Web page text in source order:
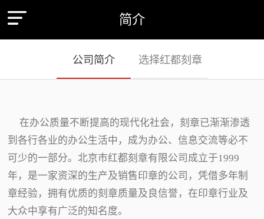
简介
公司简介 选择红都刻章
在办公质量不断提高的现代化社会，刻章已渐渐渗透
到各行各业的办公生活中，成为办公、信息交流等必不
可少的一部分。北京市红都刻章有限公司成立于1999
年，是一家资深的生产及销售印章的公司，凭借多年制
章经验，拥有优质的刻章质量及良信誉，在印章行业及
大众中享有广泛的知名度。